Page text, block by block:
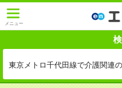
メニュー
東京メトロ千代田線で介護関連